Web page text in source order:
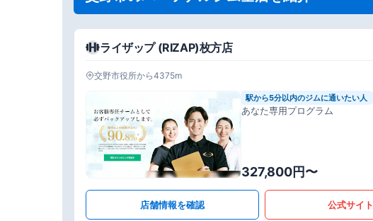
ライザップ (RIZAP)枚方店
交野市役所から4375m
駅から5分以内のジムに通いたい人
あなた専用プログラム
327,800円〜
店舗情報を確認 公式サイト